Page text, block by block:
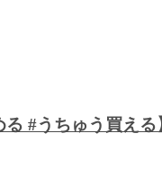
#うちゅう買える